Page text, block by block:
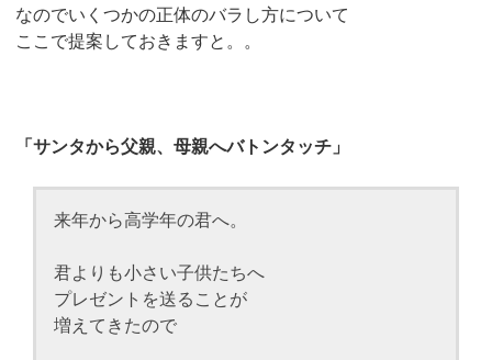
なのでいくつかの正体のバラし方について
ここで提案しておきますと。。
「サンタから父親、母親へバトンタッチ」
来年から高学年の君へ。
君よりも小さい子供たちへ
プレゼントを送ることが
増えてきたので